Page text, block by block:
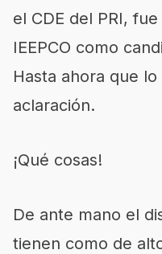
el CDE del PRI,
IEEPCO como
Hasta ahora que
aclaración.
¡Qué cosas!
De ante mano el
tienen como de